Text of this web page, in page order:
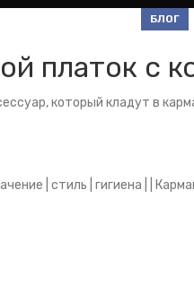
БЛОГ
платок с
который кладут в
| стиль | гигиена | |